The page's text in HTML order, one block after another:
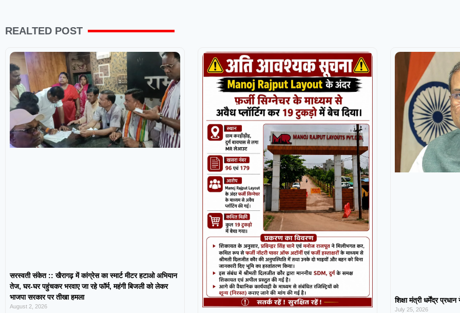
REALTED POST
सरस्वती संकेत :: खैरागढ़ में कांग्रेस का स्मार्ट मीटर हटाओ अभियान
तेज, घर-घर पहुंचकर भरवाए जा रहे फॉर्म, महंगी बिजली को लेकर
भाजपा सरकार पर तीखा हमला
August 2, 2026
शिक्षा मंत्री धर्मेंद्र
July 25, 2026